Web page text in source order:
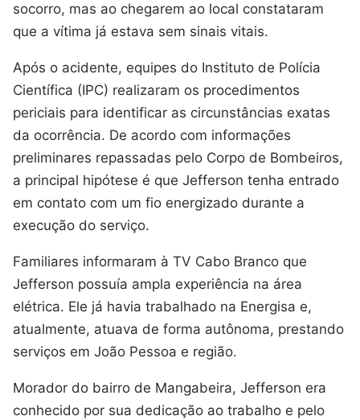
socorro, mas ao chegarem ao local constataram
que a vítima já estava sem sinais vitais.
Após o acidente, equipes do Instituto de Polícia
Científica (IPC) realizaram os procedimentos
periciais para identificar as circunstâncias exatas
da ocorrência. De acordo com informações
preliminares repassadas pelo Corpo de Bombeiros,
a principal hipótese é que Jefferson tenha entrado
em contato com um fio energizado durante a
execução do serviço.
Familiares informaram à TV Cabo Branco que
Jefferson possuía ampla experiência na área
elétrica. Ele já havia trabalhado na Energisa e,
atualmente, atuava de forma autônoma, prestando
serviços em João Pessoa e região.
Morador do bairro de Mangabeira, Jefferson era
conhecido por sua dedicação ao trabalho e pelo